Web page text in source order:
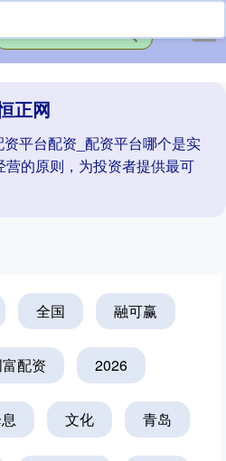
正网
平台配资_配资平台哪个是实
的原则，为投资者提供最可
全国 融可赢
配资 2026
文化 青岛